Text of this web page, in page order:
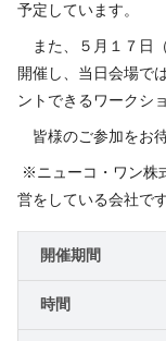
予定しています。
また、５月１７日
開催し、当日会場で
ントできるワークシ
皆様のご参加をお
※ニューコ・ワン株
営をしている会社です
開催期間
時間